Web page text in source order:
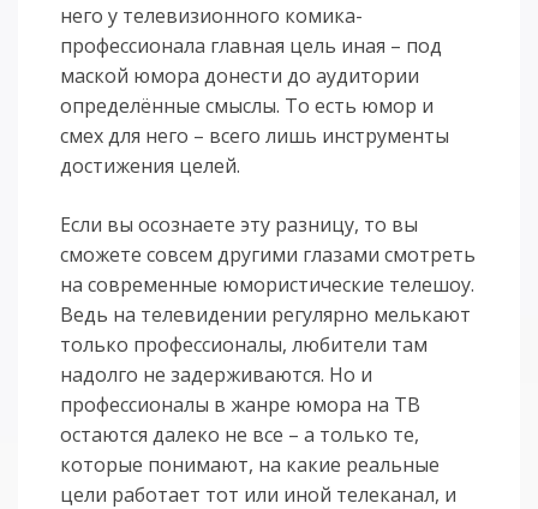
него у телевизионного комика-
профессионала главная цель иная – под
маской юмора донести до аудитории
определённые смыслы. То есть юмор и
смех для него – всего лишь инструменты
достижения целей.
Если вы осознаете эту разницу, то вы
сможете совсем другими глазами смотреть
на современные юмористические телешоу.
Ведь на телевидении регулярно мелькают
только профессионалы, любители там
надолго не задерживаются. Но и
профессионалы в жанре юмора на ТВ
остаются далеко не все – а только те,
которые понимают, на какие реальные
цели работает тот или иной телеканал, и